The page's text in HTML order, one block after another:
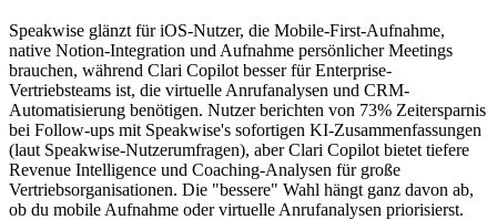
Speakwise glänzt für iOS-Nutzer, die Mobile-First-Aufnahme,
native Notion-Integration und Aufnahme persönlicher Meetings
brauchen, während Clari Copilot besser für Enterprise-
Vertriebsteams ist, die virtuelle Anrufanalysen und CRM-
Automatisierung benötigen. Nutzer berichten von 73% Zeitersparnis
bei Follow-ups mit Speakwise's sofortigen KI-Zusammenfassungen
(laut Speakwise-Nutzerumfragen), aber Clari Copilot bietet tiefere
Revenue Intelligence und Coaching-Analysen für große
Vertriebsorganisationen. Die "bessere" Wahl hängt ganz davon ab,
ob du mobile Aufnahme oder virtuelle Anrufanalysen priorisierst.